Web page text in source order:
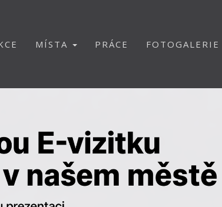
MÍSTA PRÁCE FOTOGALERIE